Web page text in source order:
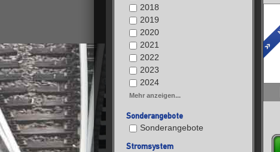
2018
2019
2020
2021
2022
2023
2024
Mehr anzeigen...
Sonderangebote
Sonderangebote
Stromsystem